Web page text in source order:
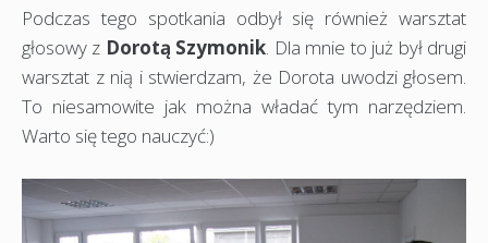
Podczas tego spotkania odbył się również warsztat
głosowy z Dorotą Szymonik. Dla mnie to już był drugi
warsztat z nią i stwierdzam, że Dorota uwodzi głosem.
To niesamowite jak można władać tym narzędziem.
Warto się tego nauczyć:)